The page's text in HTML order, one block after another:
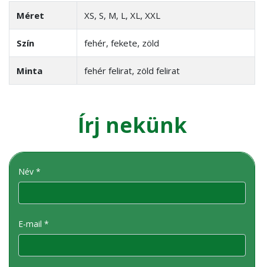
Méret XS, S, M, L, XL, XXL
Szín fehér, fekete, zöld
Minta fehér felirat, zöld felirat
Írj nekünk
Név *
E-mail *